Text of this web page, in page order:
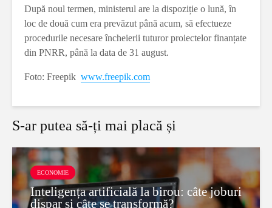
După noul termen, ministerul are la dispoziție o lună, în
loc de două cum era prevăzut până acum, să efectueze
procedurile necesare încheierii tuturor proiectelor finanțate
din PNRR, până la data de 31 august.
Foto: Freepik www.freepik.com
S-ar putea să-ți mai placă și
ECONOMIE
Inteligența artificială la birou: câte joburi
dispar și câte se transformă?